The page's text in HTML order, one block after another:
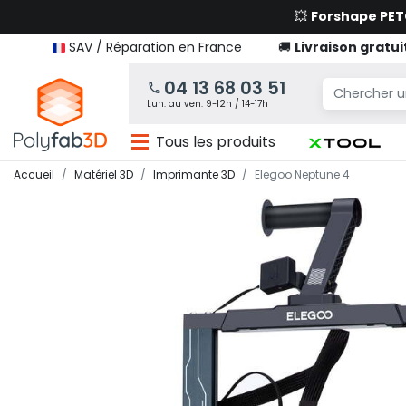
💥 Forshape
SAV / Réparation en France
🚚 Livraison
04 13 68 03 51
Lun. au ven. 9-12h / 14-17h
Tous les produits
Accueil Matériel 3D Imprimante 3D Elegoo Neptune 4